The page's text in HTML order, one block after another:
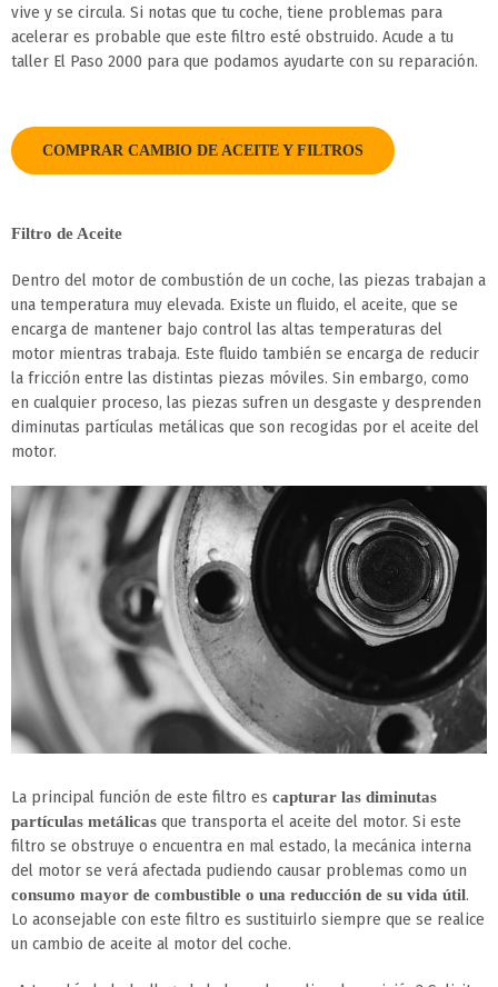
vive y se circula. Si notas que tu coche, tiene problemas para
acelerar es probable que este filtro esté obstruido. Acude a tu
taller El Paso 2000 para que podamos ayudarte con su reparación.
COMPRAR CAMBIO DE ACEITE Y FILTROS
Filtro de Aceite
Dentro del motor de combustión de un coche, las piezas trabajan a
una temperatura muy elevada. Existe un fluido, el aceite, que se
encarga de mantener bajo control las altas temperaturas del
motor mientras trabaja. Este fluido también se encarga de reducir
la fricción entre las distintas piezas móviles. Sin embargo, como
en cualquier proceso, las piezas sufren un desgaste y desprenden
diminutas partículas metálicas que son recogidas por el aceite del
motor.
La principal función de este filtro es capturar las diminutas
partículas metálicas que transporta el aceite del motor. Si este
filtro se obstruye o encuentra en mal estado, la mecánica interna
del motor se verá afectada pudiendo causar problemas como un
consumo mayor de combustible o una reducción de su vida útil.
Lo aconsejable con este filtro es sustituirlo siempre que se realice
un cambio de aceite al motor del coche.